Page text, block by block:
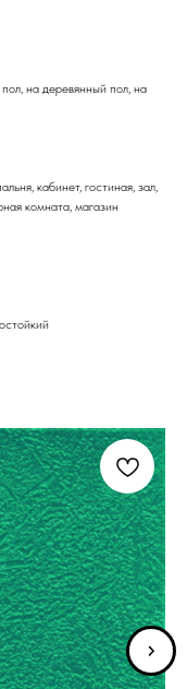
на деревянный пол, на
кабинет, гостиная, зал,
комната, магазин